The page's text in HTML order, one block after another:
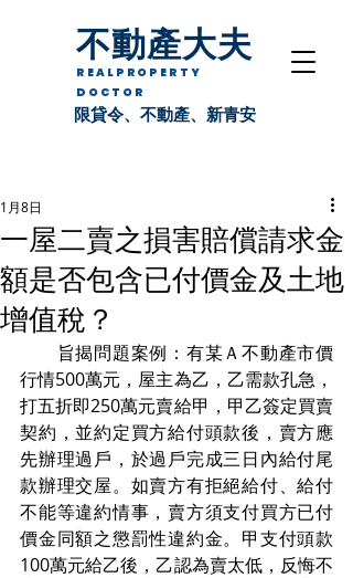
不動產大夫
REALPROPERTY
DOCTOR
限貸令、不動產、新青安
一屋二賣之損害賠償請求金
額是否包含已付價金及土地
增值稅？
1月8日
旨揭問題案例：有某Ａ不動產市價
行情500萬元，屋主為乙，乙需款孔急，
打五折即250萬元賣給甲，甲乙簽定買賣
契約，並約定買方給付頭款後，賣方應
先辦理過戶，於過戶完成三日內給付尾
款辦理交屋。如賣方有拒絕給付、給付
不能等違約情事，賣方須支付買方已付
價金同額之懲罰性違約金。甲支付頭款
100萬元給乙後，乙認為賣太低，反悔不